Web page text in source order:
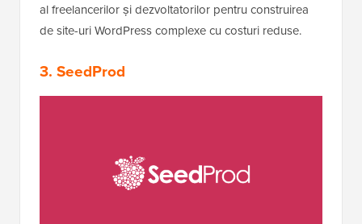
al freelancerilor și dezvoltatorilor pentru construirea
de site-uri WordPress complexe cu costuri reduse.
3. SeedProd